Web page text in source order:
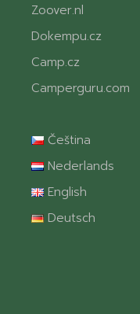
Zoover.nl
Dokempu.cz
Camp.cz
Camperguru.com
Čeština
Nederlands
English
Deutsch